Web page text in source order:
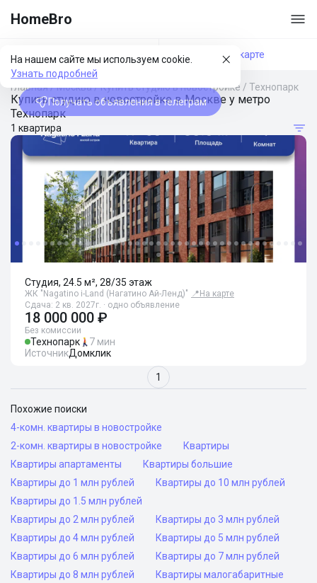
HomeBro
На нашем сайте мы используем cookie.
Узнать подробней
Получать объявления в телеграм
Фильтры На карте
Главная/Москва/Купить студию в новостройке / Технопарк
Купить студию в новостройке в Москве у метро
Технопарк
1 квартира
Студия, 24.5 м², 28/35 этаж
ЖК "Nagatino i-Land (Нагатино Ай-Ленд)" 📍 На карте
Сдача: 2 кв. 2027г. · одно объявление
18 000 000 ₽
Без комиссии
Технопарк
7 мин
ИсточникДомклик
1
Похожие поиски
4-комн. квартиры в новостройке
2-комн. квартиры в новостройке
Квартиры
Квартиры апартаменты
Квартиры большие
Квартиры до 1 млн рублей
Квартиры до 10 млн рублей
Квартиры до 1.5 млн рублей
Квартиры до 2 млн рублей
Квартиры до 3 млн рублей
Квартиры до 4 млн рублей
Квартиры до 5 млн рублей
Квартиры до 6 млн рублей
Квартиры до 7 млн рублей
Квартиры до 8 млн рублей
Квартиры малогабаритные